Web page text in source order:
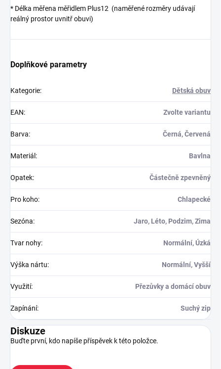
* Délka měřena měřidlem Plus12 (naměřené rozměry udávají
reálný prostor uvnitř obuvi)
Doplňkové parametry
Kategorie: Dětská obuv
EAN: Zvolte variantu
Barva: Černá, Červená
Materiál : Bavlna
Opatek: Částečně zpevněný
Pro koho: Chlapecké
Sezóna: Jaro, Léto, Podzim, Zima
Tvar nohy: Normální, Úzká
Výška nártu: Normální, Vyšší
Využití: Přezůvky a domácí obuv
Zapínání: Suchý zip
Diskuze
Buďte první, kdo napíše příspěvek k této položce.